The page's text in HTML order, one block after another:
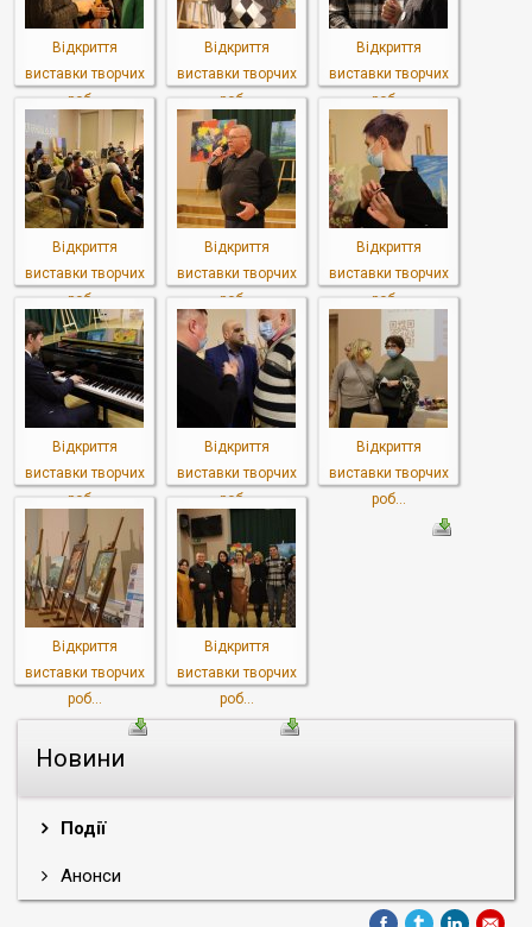
Новини
Події
Анонси
Відкриття
виставки творчих
роб...
Відкриття
виставки творчих
роб...
Відкриття
виставки творчих
роб...
Відкриття
виставки творчих
роб...
Відкриття
виставки творчих
роб...
Відкриття
виставки творчих
роб...
Відкриття
виставки творчих
роб...
Відкриття
виставки творчих
роб...
Відкриття
виставки творчих
роб...
Відкриття
виставки творчих
роб...
Відкриття
виставки творчих
роб...